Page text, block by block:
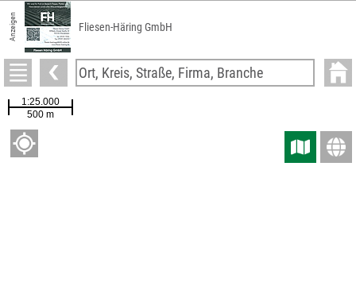
Anzeigen Fliesen-Häring GmbH